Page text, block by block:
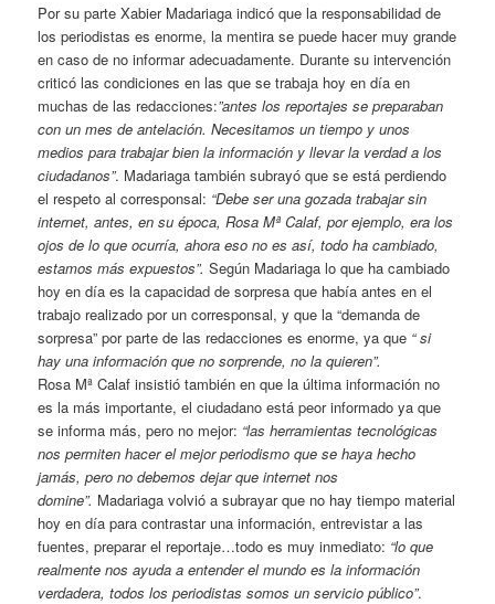
Por su parte Xabier Madariaga indicó que la responsabilidad de
los periodistas es enorme, la mentira se puede hacer muy grande
en caso de no informar adecuadamente. Durante su intervención
criticó las condiciones en las que se trabaja hoy en día en
muchas de las redacciones:”antes los reportajes se preparaban
con un mes de antelación. Necesitamos un tiempo y unos
medios para trabajar bien la información y llevar la verdad a los
ciudadanos”. Madariaga también subrayó que se está perdiendo
el respeto al corresponsal: “Debe ser una gozada trabajar sin
internet, antes, en su época, Rosa Mª Calaf, por ejemplo, era los
ojos de lo que ocurría, ahora eso no es así, todo ha cambiado,
estamos más expuestos”.Según Madariaga lo que ha cambiado
hoy en día es la capacidad de sorpresa que había antes en el
trabajo realizado por un corresponsal, y que la “demanda de
sorpresa” por parte de las redacciones es enorme, ya que “ si
hay una información que no sorprende, no la quieren”.
Rosa Mª Calaf insistió también en que la última información no
es la más importante, el ciudadano está peor informado ya que
se informa más, pero no mejor: “las herramientas tecnológicas
nos permiten hacer el mejor periodismo que se haya hecho
jamás, pero no debemos dejar que internet nos
domine”. Madariaga volvió a subrayar que no hay tiempo material
hoy en día para contrastar una información, entrevistar a las
fuentes, preparar el reportaje…todo es muy inmediato: “lo que
realmente nos ayuda a entender el mundo es la información
verdadera, todos los periodistas somos un servicio público”.